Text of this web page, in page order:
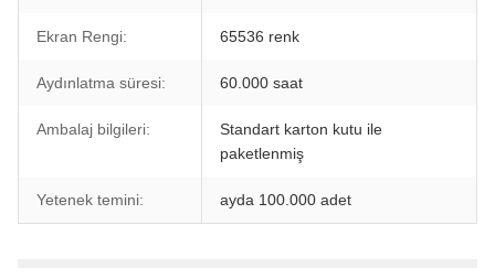
Ekran Rengi: 65536 renk
Aydınlatma süresi: 60.000 saat
Ambalaj bilgileri:
Standart karton kutu ile
paketlenmiş
Yetenek temini: ayda 100.000 adet